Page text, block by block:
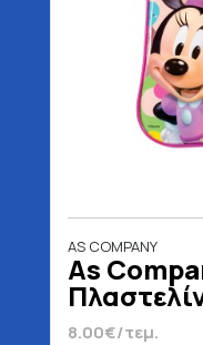
AS COMPANY
As
3+ Ετών
8.00€/τεμ.